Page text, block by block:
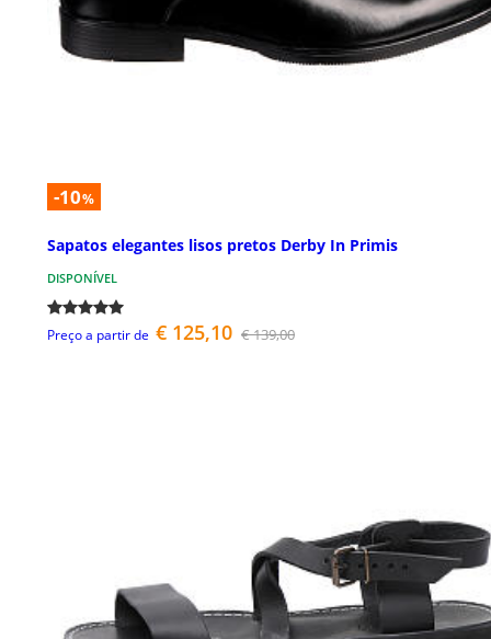
-10%
Sapatos elegantes lisos pretos Derby In Primis
DISPONÍVEL
Preço a partir de € 125,10 € 139,00